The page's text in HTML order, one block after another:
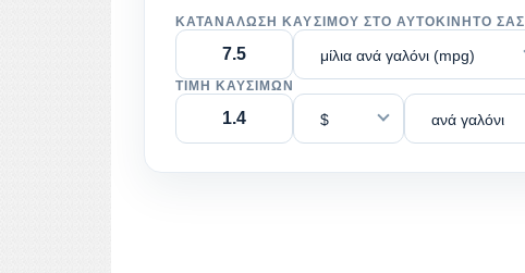
ΚΑΤΑΝΆΛΩΣΗ ΚΑΥΣΊΜΟΥ ΣΤΟ ΑΥΤΟΚΊΝΗΤΌ ΣΑΣ
μίλια ανά γαλόνι (mpg)
ΤΙΜΉ ΚΑΥΣΊΜΩΝ
$ ανά γαλόνι